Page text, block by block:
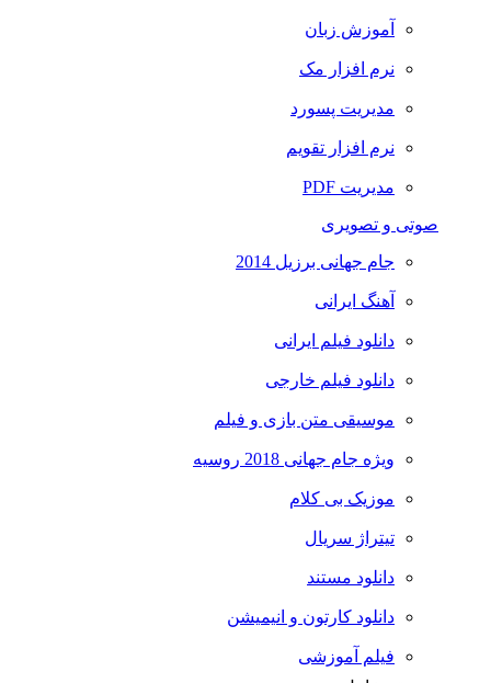
آموزش زبان
نرم افزار مک
مدیریت پسورد
نرم افزار تقویم
مدیریت PDF
صوتی و تصویری
جام جهانی برزیل 2014
آهنگ ایرانی
دانلود فیلم ایرانی
دانلود فیلم خارجی
موسیقی متن بازی و فیلم
ویژه جام جهانی 2018 روسیه
موزیک بی کلام
تیتراژ سریال
دانلود مستند
دانلود کارتون و انیمیشن
فیلم آموزشی